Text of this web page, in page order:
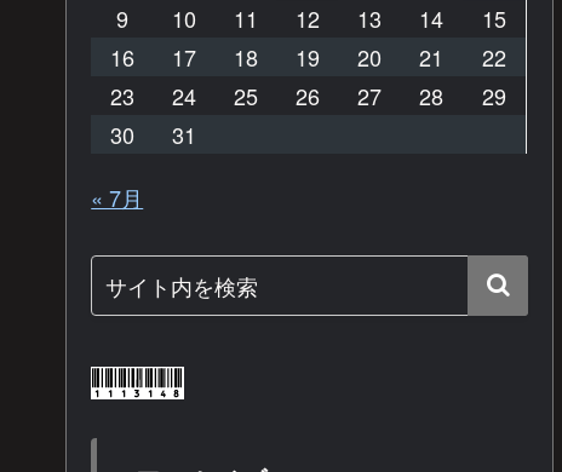
9
10 11 12 13 14
15
16
17 18 19 20 21
22
23
24 25 26 27 28
29
30
31
« 7月